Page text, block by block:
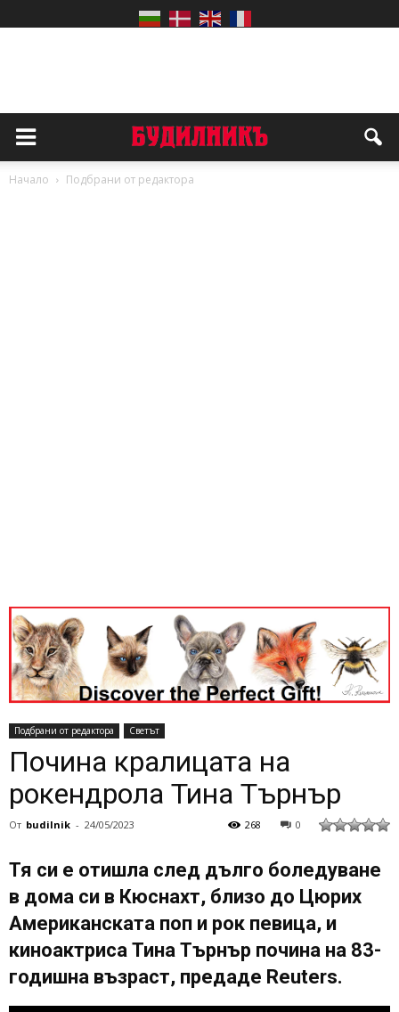
Начало Подбрани от редактора
Подбрани от редактора Светът
Почина кралицата на
рокендрола Тина Търнър
От budilnik - 24/05/2023 0
268
Тя си е отишла след дълго боледуване
в дома си в Кюснахт, близо до Цюрих
Американската поп и рок певица, и
киноактриса Тина Търнър почина на 83-
годишна възраст, предаде Reuters.